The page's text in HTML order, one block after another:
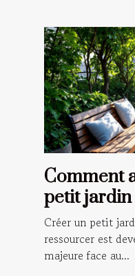
Comment
petit
ressourcer
Créer un petit
ressourcer est
majeure face au...